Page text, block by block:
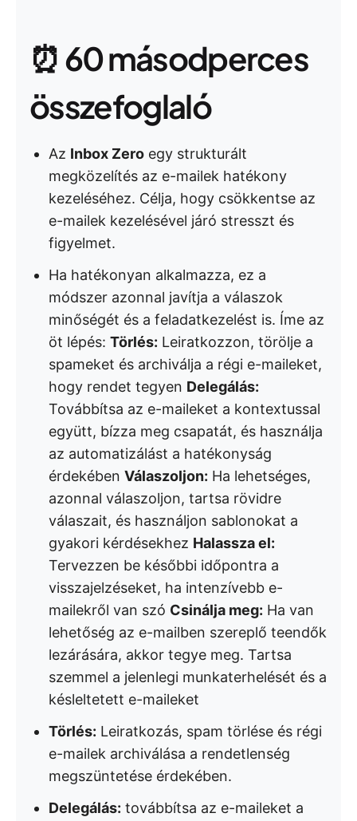
⏰ 60 másodperces
összefoglaló
Az Inbox Zero egy strukturált
megközelítés az e-mailek hatékony
kezeléséhez. Célja, hogy csökkentse az
e-mailek kezelésével járó stresszt és
figyelmet.
Ha hatékonyan alkalmazza, ez a
módszer azonnal javítja a válaszok
minőségét és a feladatkezelést is. Íme az
öt lépés: Törlés: Leiratkozzon, törölje a
spameket és archiválja a régi e-maileket,
hogy rendet tegyen Delegálás:
Továbbítsa az e-maileket a kontextussal
együtt, bízza meg csapatát, és használja
az automatizálást a hatékonyság
érdekében Válaszoljon: Ha lehetséges,
azonnal válaszoljon, tartsa rövidre
válaszait, és használjon sablonokat a
gyakori kérdésekhez Halassza el:
Tervezzen be későbbi időpontra a
visszajelzéseket, ha intenzívebb e-
mailekről van szó Csinálja meg: Ha van
lehetőség az e-mailben szereplő teendők
lezárására, akkor tegye meg. Tartsa
szemmel a jelenlegi munkaterhelését és a
késleltetett e-maileket
Törlés: Leiratkozás, spam törlése és régi
e-mailek archiválása a rendetlenség
megszüntetése érdekében.
Delegálás: továbbítsa az e-maileket a